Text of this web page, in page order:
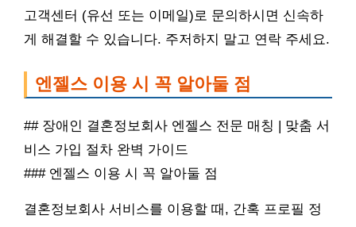
고객센터 (유선 또는 이메일)로 문의하시면 신속하
게 해결할 수 있습니다. 주저하지 말고 연락 주세요.
엔젤스 이용 시 꼭 알아둘 점
## 장애인 결혼정보회사 엔젤스 전문 매칭 | 맞춤 서
비스 가입 절차 완벽 가이드
### 엔젤스 이용 시 꼭 알아둘 점
결혼정보회사 서비스를 이용할 때, 간혹 프로필 정